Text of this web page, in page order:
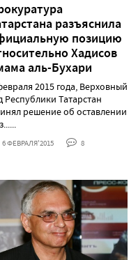
разъяснила
позицию
Хадисов
аль-Бухари
2015 года, Верховный
Республики Татарстан
решение об оставлении
6 ФЕВРАЛЯ'2015 8